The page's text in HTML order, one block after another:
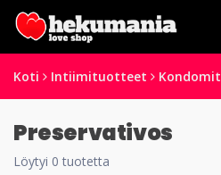
Koti Intiimituotteet Kondomit
Preservativos
Löytyi 0 tuotetta